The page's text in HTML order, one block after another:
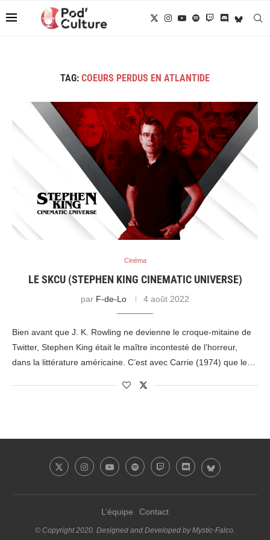
TAG: COEURS PERDUS EN ATLANTIDE
Cinéma
LE SKCU (STEPHEN KING CINEMATIC UNIVERSE)
par F-de-Lo 4 août 2022
Bien avant que J. K. Rowling ne devienne le croque-mitaine de
Twitter, Stephen King était le maître incontesté de l’horreur,
dans la littérature américaine. C’est avec Carrie (1974) que le…
L’équipe Contact
© Copyright 2020. Designed and Developed by Mystic-Falco.